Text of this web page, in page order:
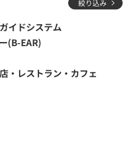
絞り込み
イドシステム
(B-EAR)
・レストラン・カフェ